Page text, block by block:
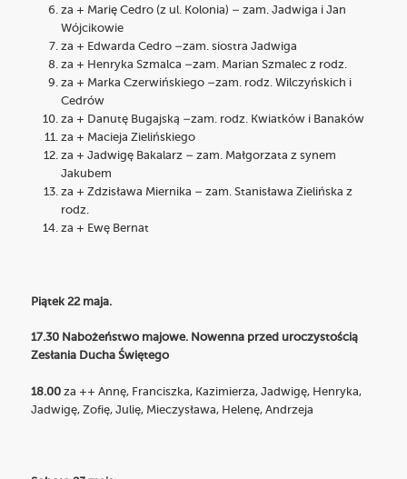
za + Marię Cedro (z ul. Kolonia) – zam. Jadwiga i Jan
Wójcikowie
za + Edwarda Cedro –zam. siostra Jadwiga
za + Henryka Szmalca –zam. Marian Szmalec z rodz.
za + Marka Czerwińskiego –zam. rodz. Wilczyńskich i
Cedrów
za + Danutę Bugajską –zam. rodz. Kwiatków i Banaków
za + Macieja Zielińskiego
za + Jadwigę Bakalarz – zam. Małgorzata z synem
Jakubem
za + Zdzisława Miernika – zam. Stanisława Zielińska z
rodz.
za + Ewę Bernat
Piątek 22 maja.
17.30 Nabożeństwo majowe. Nowenna przed uroczystością
Zesłania Ducha Świętego
18.00za ++ Annę, Franciszka, Kazimierza, Jadwigę, Henryka,
Jadwigę, Zofię, Julię, Mieczysława, Helenę, Andrzeja